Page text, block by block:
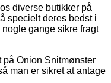
diverse butikker på
specielt deres bedst i
gange sikre fragt
på Onion Snitmønster
man er sikret at antage